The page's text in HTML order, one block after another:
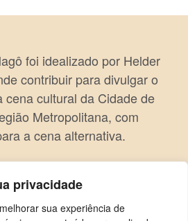
privacidade
sua experiência de
foi idealizado por Helder
contribuir para divulgar o
cena cultural da Cidade de
Metropolitana, com
a cena alternativa.